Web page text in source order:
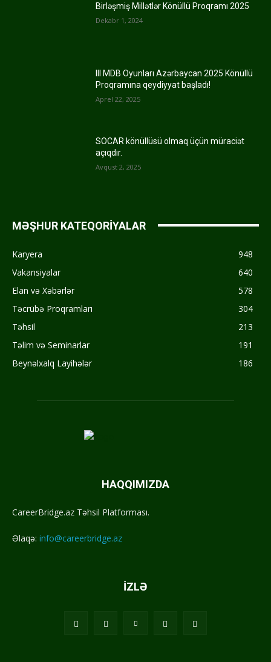
Birləşmiş Millətlər Könüllü Proqramı 2025
Dekabr 1, 2024
III MDB Oyunları Azərbaycan 2025 Könüllü
Proqramına qeydiyyat başladı!
Aprel 22, 2025
SOCAR könüllüsü olmaq üçün müraciət
açıqdır.
Avqust 2, 2025
MƏŞHUR KATEQORİYALAR
Karyera
948
Vakansiyalar
640
Elan və Xəbərlər
578
Təcrübə Proqramları
304
Təhsil
213
Təlim və Seminarlar
191
Beynəlxalq Layihələr
186
HAQQIMIZDA
CareerBridge.az Təhsil Platforması.
Əlaqə: info@careerbridge.az
İZLƏ